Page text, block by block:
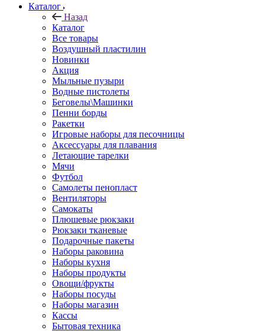
Каталог
Назад
Каталог
Все товары
Воздушный пластилин
Новинки
Акция
Мыльные пузыри
Водные пистолеты
Беговелы\Машинки
Пенни борды
Ракетки
Игровые наборы для песочницы
Аксессуары для плавания
Летающие тарелки
Мячи
Футбол
Самолеты пенопласт
Вентиляторы
Самокаты
Плюшевые рюкзаки
Рюкзаки тканевые
Подарочные пакеты
Наборы раковина
Наборы кухня
Наборы продукты
Овощи/фрукты
Наборы посуды
Наборы магазин
Кассы
Бытовая техника